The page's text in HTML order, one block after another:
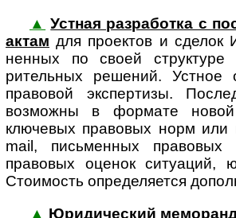
▲ Устная разработка с
ак­там для проектов и
нен­ных по своей
рительных решений. Устное
правовой экспертизы.
возможны в формате
ключевых правовых норм или
mail, письменных правовых
правовых оценок ситуаций,
Стоимость определяется
▲ Юридический